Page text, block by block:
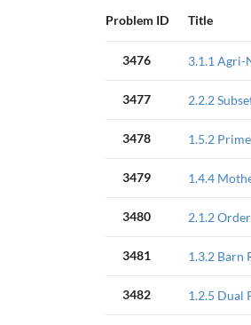
Problem ID Title
3476 3.1.1 Agri-
3477 2.2.2
3478 1.5.2
3479 1.4.4
3480 2.1.2
3481 1.3.2 Barn
3482 1.2.5 Dual